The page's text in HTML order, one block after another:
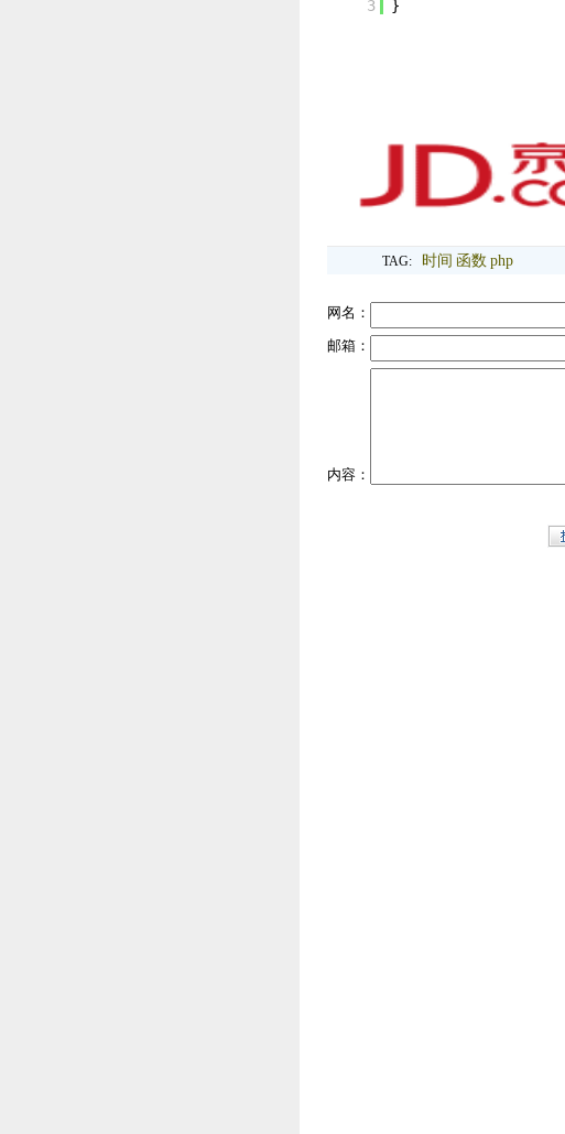
3
}
TAG: 时间 函数 php
网名：
邮箱：
内容：